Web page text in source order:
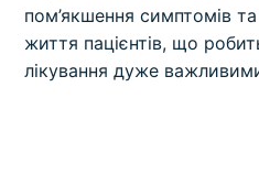
пом’якшення симптомів
життя пацієнтів, що
лікування дуже